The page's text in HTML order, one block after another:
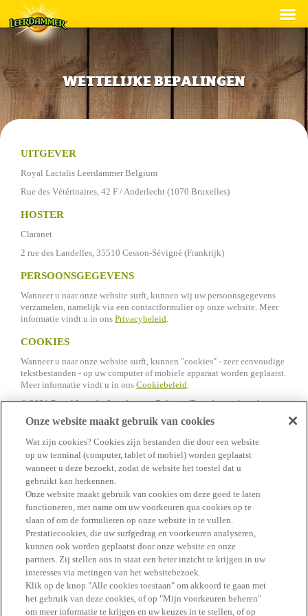
Recepten
Producten
Duurzaamheid
Nederlands Français
WETTELIJKE BEPALINGEN
UITGEVER
Royal Lactalis Leerdammer Belgium
Rue des Vétérinaires, 42 F / Anderlecht (1070 Bruxelles)
HOSTER
Claranet
2 rue des Landelles, 35510 Cesson-Sévigné (Frankrijk)
PERSOONSGEGEVENS
Wanneer u naar onze website surft, kunnen wij uw persoonsgegevens
verzamelen, namelijk via een contactformulier op onze website. Meer
informatie vindt u in ons Privacybeleid.
COOKIES
Wanneer u naar onze website surft, kunnen "cookies" - zeer eenvoudige
tekstbestanden - op uw computer of mobiele apparaat worden geplaatst.
Meer informatie vindt u in ons Cookiebeleid.
© 2021 Royal Lactalis Leerdammer Belgium Tous droits réservés.
Publié par Royal Lactalis Leerdammer Belgium.
#GENIET ERVAN
Vind alle antwoorden in de FAQ
Onze website maakt gebruik van cookies
Wat zijn cookies? Cookies zijn bestanden die door een website
op uw terminal (computer, tablet of mobiel) worden geplaatst
wanneer u deze bezoekt, zodat de website het toestel dat u
gebruikt kan herkennen.
Onze website maakt gebruik van cookies om deze goed te laten
functioneren, met name om uw voorkeuren qua cookies op te
slaan of om de formulieren op onze website in te vullen.
Prestatiecookies, die uw surfgedrag en voorkeuren analyseren,
kunnen ook worden geplaatst door onze website en onze
partners. Zij stellen ons in staat een beter inzicht te krijgen in uw
interesses via metingen van het websitebezoek.
Klik op de knop "Alle cookies toestaan" om akkoord te gaan met
het gebruik van deze cookies, of op "Mijn voorkeuren beheren"
om meer informatie te krijgen en uw keuzes in te stellen, of op